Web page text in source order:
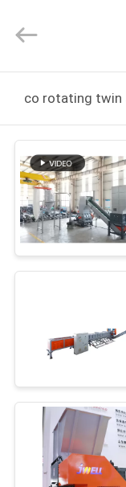
उत्पादों
हमारे
बारे
नियंत्रण
संपर्क
ENVIRONMENTAL
TECHNOLOGY
Rights
co rotating twin